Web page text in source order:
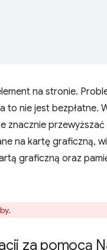
na stronie.
to nie jest
znacznie
na kartę graficzną,
graficzną oraz
za pomocą